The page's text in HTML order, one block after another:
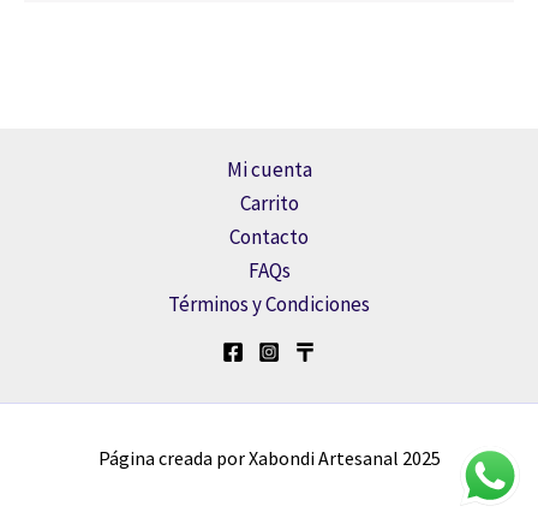
Mi cuenta
Carrito
Contacto
FAQs
Términos y Condiciones
Página creada por Xabondi Artesanal 2025